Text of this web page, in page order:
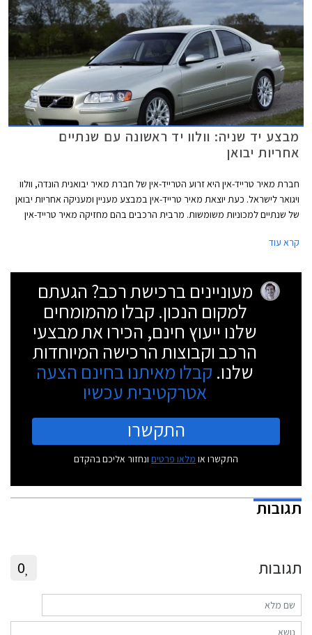
מבצע יד שניה: וולוו יד ראשונה עם שנתיים
אחריות יבואן
חברת מאיר טרייד-אין היא זרוע הטרייד-אין של חברת מאיר יבואנית הונדה, וולוו
ויגואר לישראל. כעת יוצאת מאיר טרייד-אין במבצע מעניין ומעניקה אחריות יבואן
של שנתיים למכוניות משומשות. מרבית הרכבים בהם מחזיקה מאיר טרייד-אין
קרא עוד
מעוניינים ברכישת רכב? הגעתם
למקום הנכון. קבלו מהמומחים
שלנו ייעוץ חינם, הכירו את מבצעי
הרכב וקבוצות הרכישה המיוחדות
שלנו. קבלו מאיתנו בחינם הצעה
אטרקטיבית עכשיו
התקשרו
התקשרו או מלאו פרטים ונחזור אליכם בהקדם
תגובות
תגובות 0